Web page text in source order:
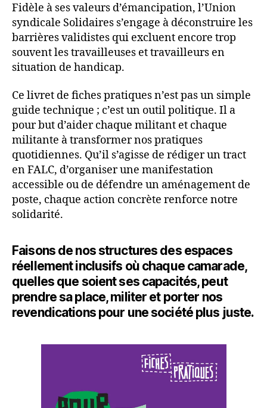
Fidèle à ses valeurs d’émancipation, l’Union
syndicale Solidaires s’engage à déconstruire les
barrières validistes qui excluent encore trop
souvent les travailleuses et travailleurs en
situation de handicap.
Ce livret de fiches pratiques n’est pas un simple
guide technique ; c’est un outil politique. Il a
pour but d’aider chaque militant et chaque
militante à transformer nos pratiques
quotidiennes. Qu’il s’agisse de rédiger un tract
en FALC, d’organiser une manifestation
accessible ou de défendre un aménagement de
poste, chaque action concrète renforce notre
solidarité.
Faisons de nos structures des espaces
réellement inclusifs où chaque camarade,
quelles que soient ses capacités, peut
prendre sa place, militer et porter nos
revendications pour une société plus juste.